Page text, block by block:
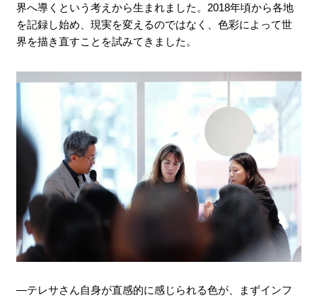
界へ導くという考えから生まれました。2018年頃から各地
を記録し始め、現実を変えるのではなく、色彩によって世
界を描き直すことを試みてきました。
―テレサさん自身が直感的に感じられる色が、まずインフ